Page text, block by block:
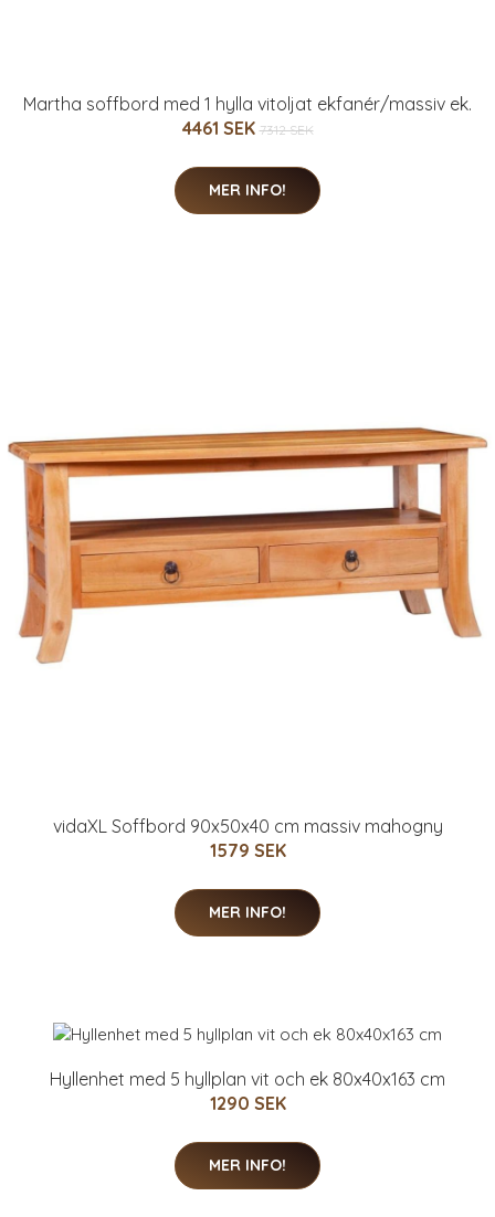
Martha soffbord med 1 hylla vitoljat ekfanér/massiv ek.
4461 SEK 7312 SEK
MER INFO!
vidaXL Soffbord 90x50x40 cm massiv mahogny
1579 SEK
MER INFO!
Hyllenhet med 5 hyllplan vit och ek 80x40x163 cm
1290 SEK
MER INFO!